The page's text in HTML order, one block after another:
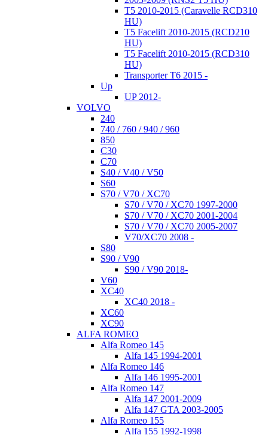
T5 2010-2015 (Caravelle RCD310
HU)
T5 Facelift 2010-2015 (RCD210
HU)
T5 Facelift 2010-2015 (RCD310
HU)
Transporter T6 2015 -
Up
UP 2012-
VOLVO
240
740 / 760 / 940 / 960
850
C30
C70
S40 / V40 / V50
S60
S70 / V70 / XC70
S70 / V70 / XC70 1997-2000
S70 / V70 / XC70 2001-2004
S70 / V70 / XC70 2005-2007
V70/XC70 2008 -
S80
S90 / V90
S90 / V90 2018-
V60
XC40
XC40 2018 -
XC60
XC90
ALFA ROMEO
Alfa Romeo 145
Alfa 145 1994-2001
Alfa Romeo 146
Alfa 146 1995-2001
Alfa Romeo 147
Alfa 147 2001-2009
Alfa 147 GTA 2003-2005
Alfa Romeo 155
Alfa 155 1992-1998